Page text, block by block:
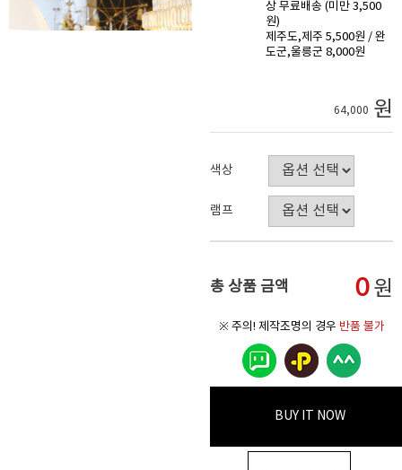
상 무료배송 (미만 3,500
원)
제주도,제주 5,500원 / 완
도군,울릉군 8,000원
64,000 원
색상
램프
총 상품 금액 0원
※ 주의! 제작조명의 경우 반품 불가
BUY IT NOW